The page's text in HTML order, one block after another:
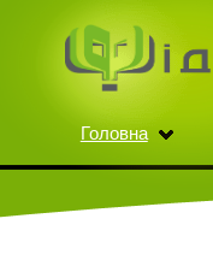
Головна